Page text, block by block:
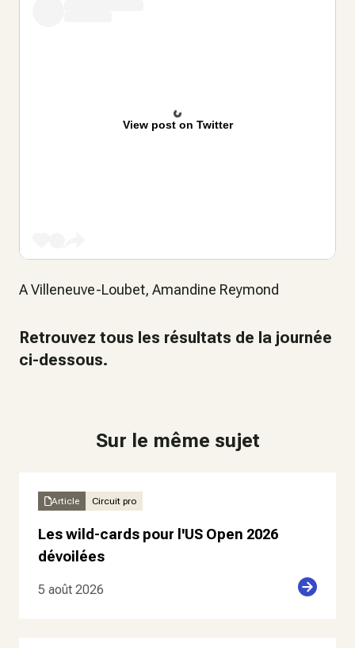
View post on Twitter
A Villeneuve-Loubet, Amandine Reymond
Retrouvez tous les résultats de la journée
ci-dessous.
Sur le même sujet
Article Circuit pro
Les wild-cards pour l'US Open 2026
dévoilées
5 août 2026